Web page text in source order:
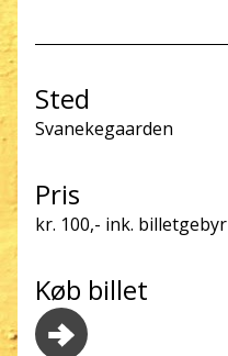
Sted
Svanekegaarden
Pris
kr. 100,- ink. billetgebyr
Køb billet